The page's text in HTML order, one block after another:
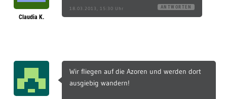
Claudia K.
18.03.2013, 15:30 Uhr ANTWORTEN
Wir fliegen auf die Azoren und werden dort
ausgiebig wandern!